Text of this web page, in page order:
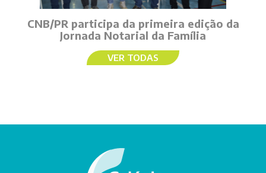
CNB/PR participa da primeira edição da
Jornada Notarial da Família
VER TODAS